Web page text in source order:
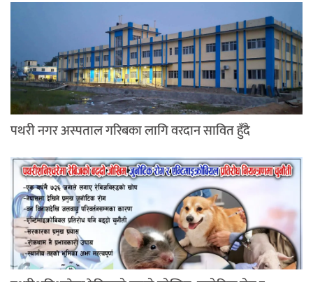
पथरी नगर अस्पताल गरिबका लागि वरदान सावित हुँदै